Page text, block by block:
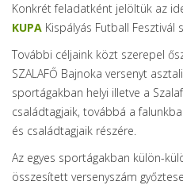
Konkrét feladatként jelöltük az
KUPA Kispályás Futball
További céljaink közt szerepel
SZALAFŐ Bajnoka versenyt
sportágakban helyi illetve a
családtagjaik, továbbá a
és családtagjaik részére.
Az egyes sportágakban külön-
összesített versenyszám